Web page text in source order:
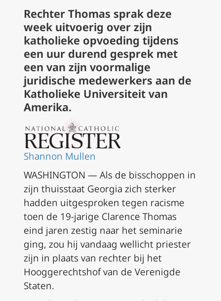
Rechter Thomas sprak deze
week uitvoerig over zijn
katholieke opvoeding tijdens
een uur durend gesprek met
een van zijn voormalige
juridische medewerkers aan de
Katholieke Universiteit van
Amerika.
Shannon Mullen
WASHINGTON — Als de bisschoppen in
zijn thuisstaat Georgia zich sterker
hadden uitgesproken tegen racisme
toen de 19-jarige Clarence Thomas
eind jaren zestig naar het seminarie
ging, zou hij vandaag wellicht priester
zijn in plaats van rechter bij het
Hooggerechtshof van de Verenigde
Staten.